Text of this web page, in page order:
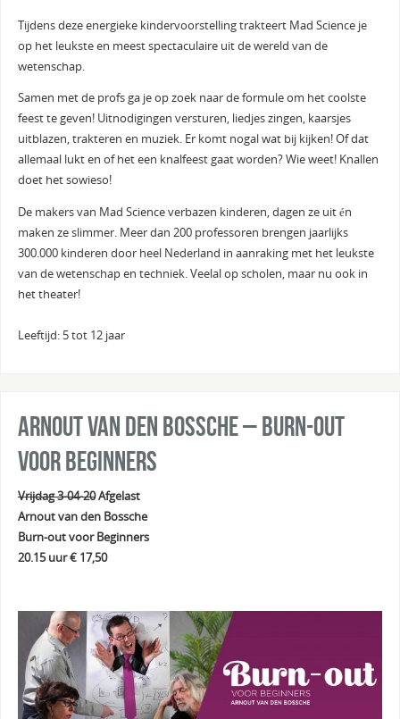
Tijdens deze energieke kindervoorstelling trakteert Mad Science je
op het leukste en meest spectaculaire uit de wereld van de
wetenschap.
Samen met de profs ga je op zoek naar de formule om het coolste
feest te geven! Uitnodigingen versturen, liedjes zingen, kaarsjes
uitblazen, trakteren en muziek. Er komt nogal wat bij kijken! Of dat
allemaal lukt en of het een knalfeest gaat worden? Wie weet! Knallen
doet het sowieso!
De makers van Mad Science verbazen kinderen, dagen ze uit én
maken ze slimmer. Meer dan 200 professoren brengen jaarlijks
300.000 kinderen door heel Nederland in aanraking met het leukste
van de wetenschap en techniek. Veelal op scholen, maar nu ook in
het theater!
Leeftijd: 5 tot 12 jaar
Arnout van den Bossche – Burn-out
voor Beginners
Vrijdag 3-04-20Afgelast
Arnout van den Bossche
Burn-out voor Beginners
20.15 uur € 17,50